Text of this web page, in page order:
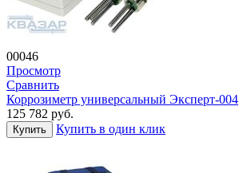
00046
Просмотр
Сравнить
Коррозиметр универсальный Эксперт-004
125 782 руб.
Купить Купить в один клик